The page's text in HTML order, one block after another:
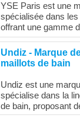
YSE Paris est une
spécialisée dans
offrant une gamme
Undiz - Marque
maillots de bain
Undiz est une
spécialise dans la
de bain, proposant